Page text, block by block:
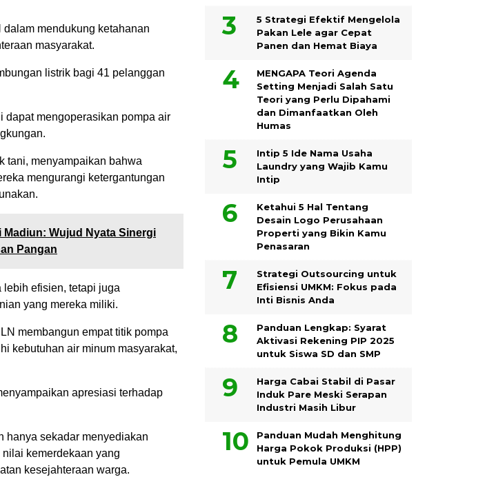
mendukung ketahanan
masyarakat.
listrik bagi 41 pelanggan
dapat mengoperasikan pompa air
tani, menyampaikan bahwa
mengurangi ketergantungan
Madiun: Wujud Nyata Sinergi
Pangan
lebih efisien, tetapi juga
yang mereka miliki.
membangun empat titik pompa
kebutuhan air minum masyarakat,
apresiasi terhadap
hanya sekadar menyediakan
kemerdekaan yang
kesejahteraan warga.
5 Strategi Efektif Mengelola
Pakan Lele agar Cepat
Panen dan Hemat Biaya
MENGAPA Teori Agenda
Setting Menjadi Salah Satu
Teori yang Perlu Dipahami
dan Dimanfaatkan Oleh
Humas
Intip 5 Ide Nama Usaha
Laundry yang Wajib Kamu
Intip
Ketahui 5 Hal Tentang
Desain Logo Perusahaan
Properti yang Bikin Kamu
Penasaran
Strategi Outsourcing untuk
Efisiensi UMKM: Fokus pada
Inti Bisnis Anda
Panduan Lengkap: Syarat
Aktivasi Rekening PIP 2025
untuk Siswa SD dan SMP
Harga Cabai Stabil di Pasar
Induk Pare Meski Serapan
Industri Masih Libur
Panduan Mudah Menghitung
Harga Pokok Produksi (HPP)
untuk Pemula UMKM